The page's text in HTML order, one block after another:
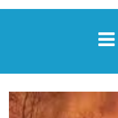
Structura,
Organigrama